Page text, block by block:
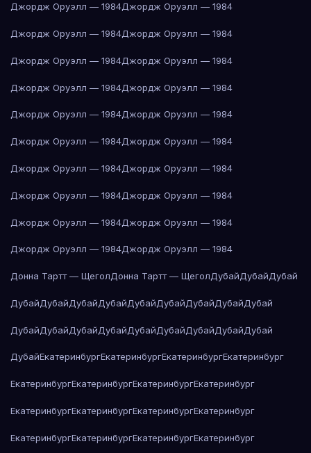
Джордж Оруэлл — 1984Джордж Оруэлл — 1984
Джордж Оруэлл — 1984Джордж Оруэлл — 1984
Джордж Оруэлл — 1984Джордж Оруэлл — 1984
Джордж Оруэлл — 1984Джордж Оруэлл — 1984
Джордж Оруэлл — 1984Джордж Оруэлл — 1984
Джордж Оруэлл — 1984Джордж Оруэлл — 1984
Джордж Оруэлл — 1984Джордж Оруэлл — 1984
Джордж Оруэлл — 1984Джордж Оруэлл — 1984
Джордж Оруэлл — 1984Джордж Оруэлл — 1984
Джордж Оруэлл — 1984Джордж Оруэлл — 1984
Донна Тартт — ЩеголДонна Тартт — ЩеголДубайДубайДубай
ДубайДубайДубайДубайДубайДубайДубайДубайДубай
ДубайДубайДубайДубайДубайДубайДубайДубайДубай
ДубайЕкатеринбургЕкатеринбургЕкатеринбургЕкатеринбург
ЕкатеринбургЕкатеринбургЕкатеринбургЕкатеринбург
ЕкатеринбургЕкатеринбургЕкатеринбургЕкатеринбург
ЕкатеринбургЕкатеринбургЕкатеринбургЕкатеринбург